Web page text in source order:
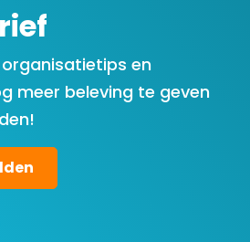
organisatietips en
meer beleving te geven